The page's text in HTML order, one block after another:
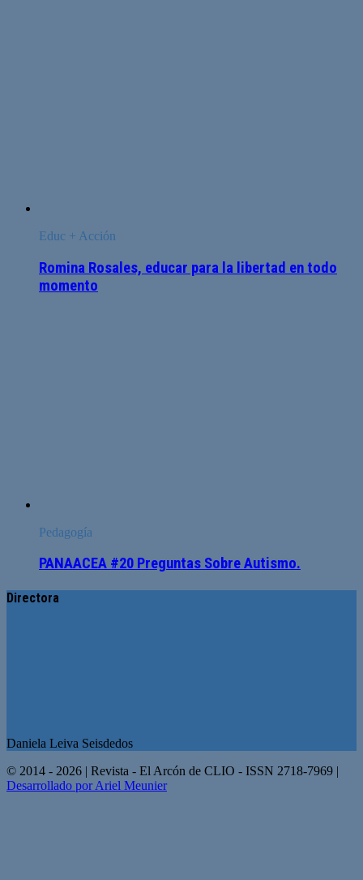
Educ + Acción
Romina Rosales, educar para la libertad en todo
momento
Pedagogía
PANAACEA #20 Preguntas Sobre Autismo.
Directora
Daniela Leiva Seisdedos
© 2014 - 2026 | Revista - El Arcón de CLIO - ISSN 2718-7969 |
Desarrollado por Ariel Meunier